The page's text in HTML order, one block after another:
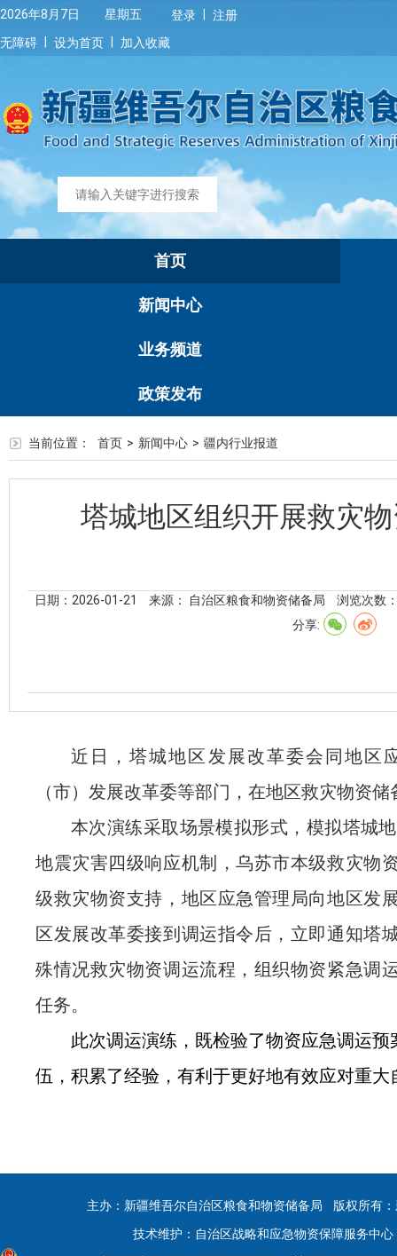
2026年8月7日 星期五 登录
注册
无障碍
设为首页 加入收藏
首页
新闻中心
业务频道
政策发布
当前位置： 首页 > 新闻中心 > 疆内行业报道
塔城地区组织开展救灾
日期：2026-01-21 来源： 自治区粮食和物资储备局
浏览次数
分享:
近日 ，塔城地区发展改革委会同地区
（市）发展改革委等部门， 在地区救灾物资储
本次演练采取场景模拟形式， 模拟塔城
地震灾害四级响应机制，乌苏市本级救灾物
级救灾物资支持，地区应急管理 局向地区发
区发展改革委接到调运指令后，立即通知塔
殊情况救灾物资调运流程，组织物资紧急调
任务。
此次调运演练 ， 既检验了物资应急调运预
伍 ， 积累了经验， 有利于更好地有效应对重大
主办：新疆维吾尔自治区粮食和物资储备局 版权所有
技术维护：自治区战略和应急物资保障服务中